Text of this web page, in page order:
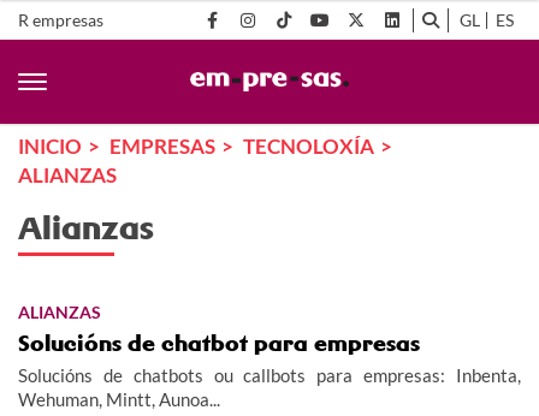
R empresas GL ES
INICIO EMPRESAS
TECNOLOXÍA
ALIANZAS
Alianzas
ALIANZAS
Solucións de chatbot para empresas
Solucións de chatbots ou callbots para empresas: Inbenta,
Wehuman, Mintt, Aunoa...